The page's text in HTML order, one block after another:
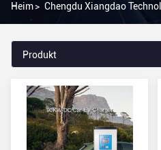
Heim> Chengdu Xiangdao
Produkt